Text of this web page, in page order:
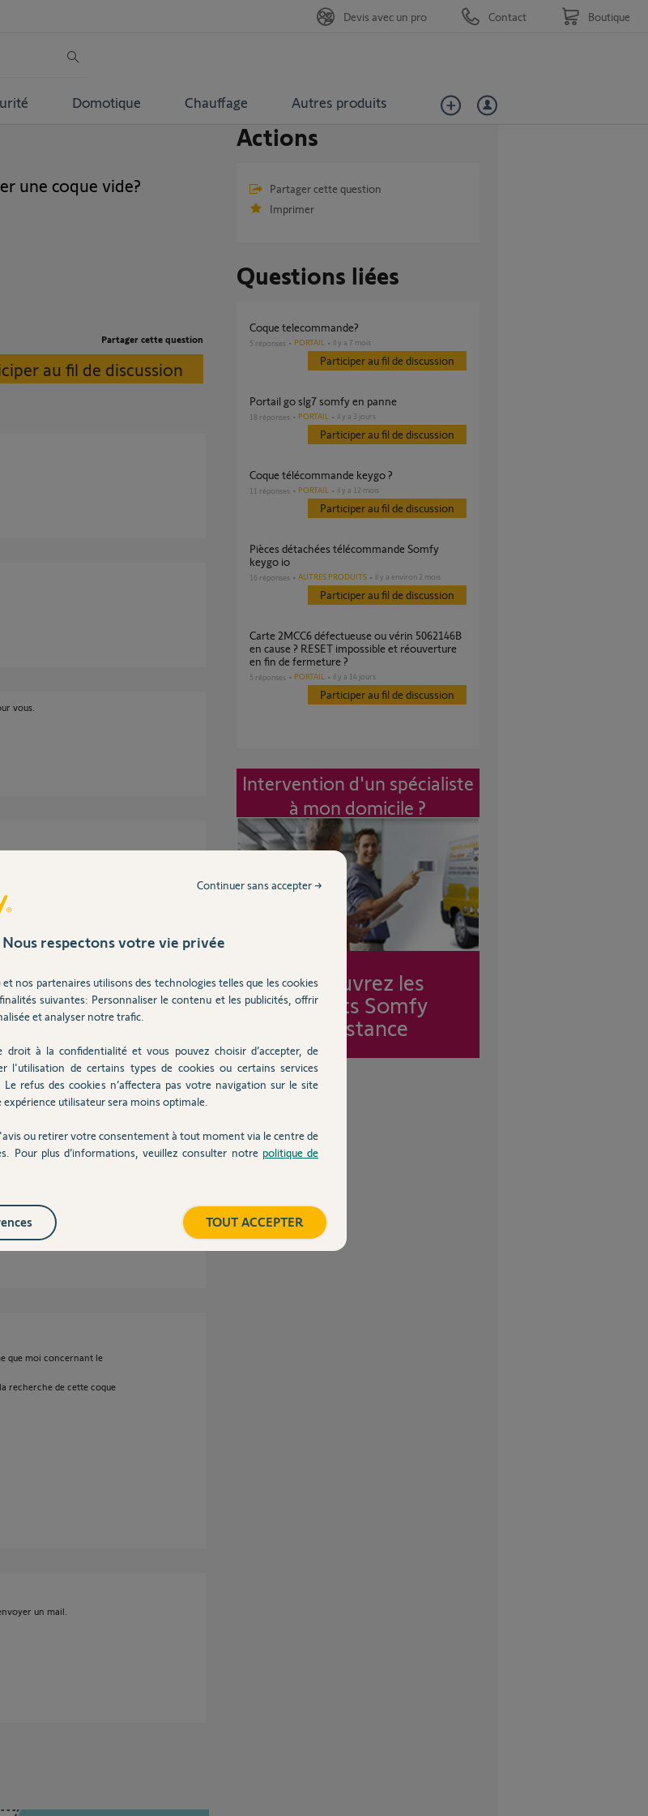
Domotique Chauffage Autres produits
Devis avec un pro Contact Boutique
une coque vide?
Partager cette question
au fil de discussion
vous.
mail.
vieille usees merci de
un mail.
que moi concernant le
recherche de cette coque
un mail.
Actions
Partager cette question
Imprimer
Questions liées
coque telecommande?
5 réponses PORTAIL il y a 7 mois
Participer au fil de discussion
Portail go slg7 somfy en panne
18 réponses PORTAIL il y a 3 jours
Participer au fil de discussion
Coque télécommande keygo ?
11 réponses PORTAIL il y a 12 mois
Participer au fil de discussion
Pièces détachées télécommande Somfy
keygo io
16 réponses AUTRES PRODUITS il y a environ 2 mois
Participer au fil de discussion
Carte 2MCC6 défectueuse ou vérin 5062146B
en cause ? RESET impossible et réouverture
en fin de fermeture ?
5 réponses PORTAIL il y a 14 jours
Participer au fil de discussion
Intervention d'un spécialiste
à mon domicile ?
Découvrez les
forfaits Somfy
Assistance
Nous respectons votre vie privée
nos partenaires utilisons des technologies telles que les cookies
suivantes: Personnaliser le contenu et les publicités, offrir
et analyser notre trafic.
droit à la confidentialité et vous pouvez choisir d’accepter, de
l'utilisation de certains types de cookies ou certains services
Le refus des cookies n’affectera pas votre navigation sur le site
utilisateur sera moins optimale.
ou retirer votre consentement à tout moment via le centre de
Pour plus d’informations, veuillez consulter notre politique de
Continuer sans accepter →
TOUT ACCEPTER